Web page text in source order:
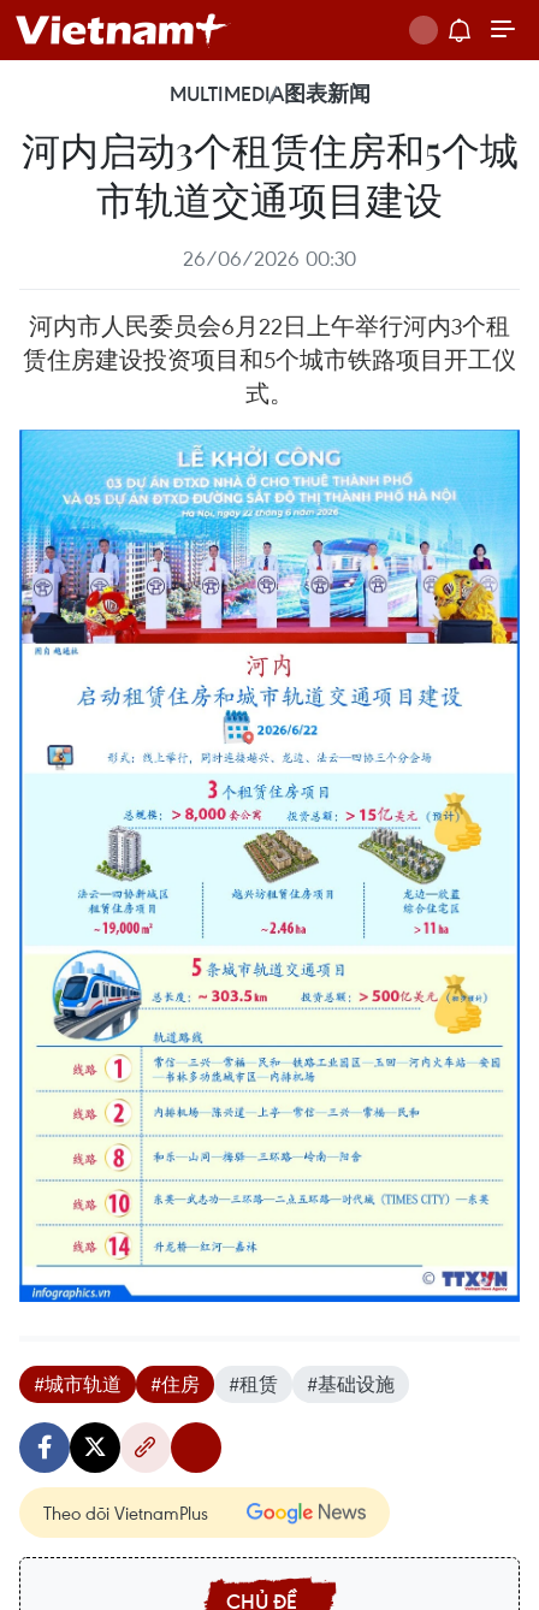
MULTIMEDIA图表新闻
河内启动3个租赁住房和5个城
市轨道交通项目建设
26/06/2026 00:30
河内市人民委员会6月22日上午举行河内3个租
赁住房建设投资项目和5个城市铁路项目开工仪
式。
#城市轨道 #住房 #租赁 #基础设施
Theo dõi VietnamPlus